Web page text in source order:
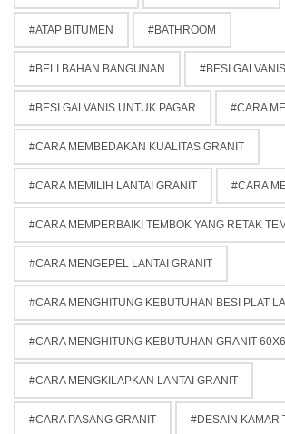
ATAP BITUMEN BATHROOM
BELI BAHAN BANGUNAN BESI GALVANIS
BESI GALVANIS UNTUK PAGAR CARA
CARA MEMBEDAKAN KUALITAS GRANIT
CARA MEMILIH LANTAI GRANIT CARA
CARA MEMPERBAIKI TEMBOK YANG RETAK
CARA MENGEPEL LANTAI GRANIT
CARA MENGHITUNG KEBUTUHAN BESI PLAT
CARA MENGHITUNG KEBUTUHAN GRANIT
CARA MENGKILAPKAN LANTAI GRANIT
CARA PASANG GRANIT DESAIN KAMAR